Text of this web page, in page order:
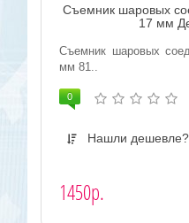
Съемник шаровых
17 мм
Съемник шаровых
мм 81..
0
Нашли дешевле?
1450р.